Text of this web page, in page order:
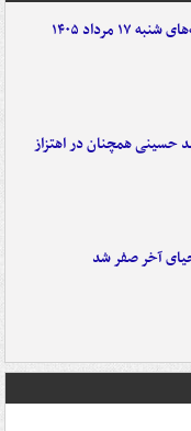
مرداد ۱۴۰۵
حسینی همچنان در اهتزاز
آخر صفر شد